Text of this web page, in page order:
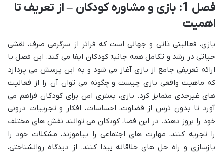
فصل 1: بازی و مشاوره کودکان – از تعریف تا
اهمیت
بازی، فعالیتی ذاتی و جهانی است که فراتر از سرگرمی صرف، نقشی
حیاتی در رشد و تکامل همه جانبه کودکان ایفا می کند. این فصل با
ارائه تعریفی جامع از بازی آغاز می شود و به این پرسش می پردازد
که ماهیت واقعی بازی چیست و چگونه می توان آن را از فعالیت
های غیرجدی متمایز کرد. بازی، بستری امن برای کودکان فراهم می
آورد تا بدون ترس از قضاوت، احساسات، افکار و تجربیات درونی
خود را بروز دهند. در این فضا، کودکان می توانند نقش های مختلف
را تجربه کنند، مهارت های اجتماعی را بیاموزند، مشکلات خود را
بازسازی و راه حل های خلاقانه پیدا کنند. از دیدگاه روانشناختی،